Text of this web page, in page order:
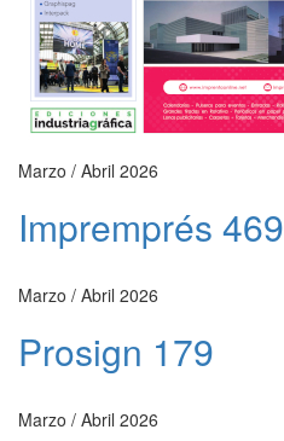
Marzo / Abril 2026
Impremprés 469
Marzo / Abril 2026
Prosign 179
Marzo / Abril 2026